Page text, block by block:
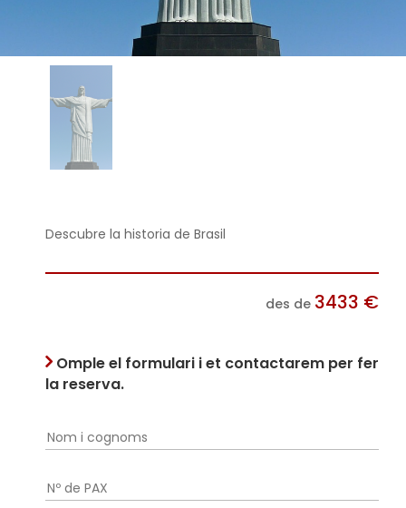
Descubre la historia de Brasil
des de 3433 €
Omple el formulari i et contactarem per fer
la reserva.